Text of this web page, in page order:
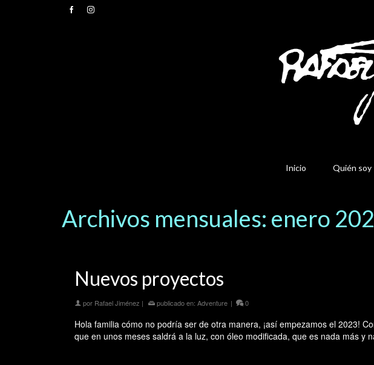
Inicio Quién soy
Archivos mensuales: enero
Nuevos proyectos
por Rafael Jiménez | publicado en: Adventure | 0
Hola familia cómo no podría ser de otra manera, ¡así empezamos el 2023!
que en unos meses saldrá a la luz, con óleo modificada, que es nada más y